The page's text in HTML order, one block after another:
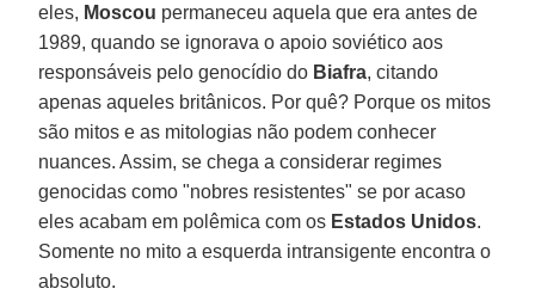
eles, Moscou permaneceu aquela que era antes de
1989, quando se ignorava o apoio soviético aos
responsáveis pelo genocídio do Biafra, citando
apenas aqueles britânicos. Por quê? Porque os mitos
são mitos e as mitologias não podem conhecer
nuances. Assim, se chega a considerar regimes
genocidas como "nobres resistentes" se por acaso
eles acabam em polêmica com os Estados Unidos.
Somente no mito a esquerda intransigente encontra o
absoluto.